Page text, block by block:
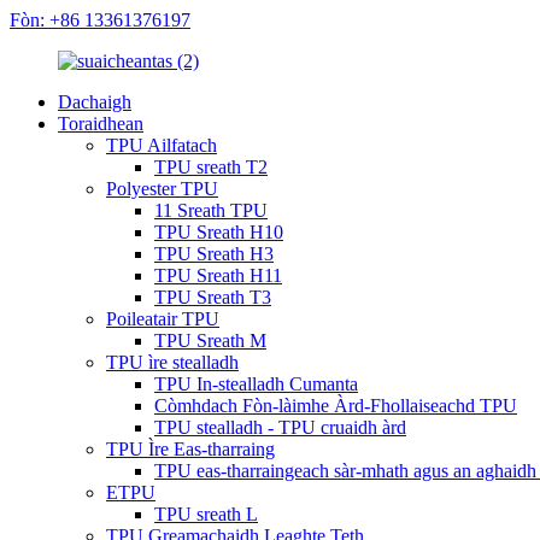
Fòn: +86 13361376197
Dachaigh
Toraidhean
TPU Ailfatach
TPU sreath T2
Polyester TPU
11 Sreath TPU
TPU Sreath H10
TPU Sreath H3
TPU Sreath H11
TPU Sreath T3
Poileatair TPU
TPU Sreath M
TPU ìre stealladh
TPU In-stealladh Cumanta
Còmhdach Fòn-làimhe Àrd-Fhollaiseachd TPU
TPU stealladh - TPU cruaidh àrd
TPU Ìre Eas-tharraing
TPU eas-tharraingeach sàr-mhath agus an
ETPU
TPU sreath L
TPU Greamachaidh Leaghte Teth